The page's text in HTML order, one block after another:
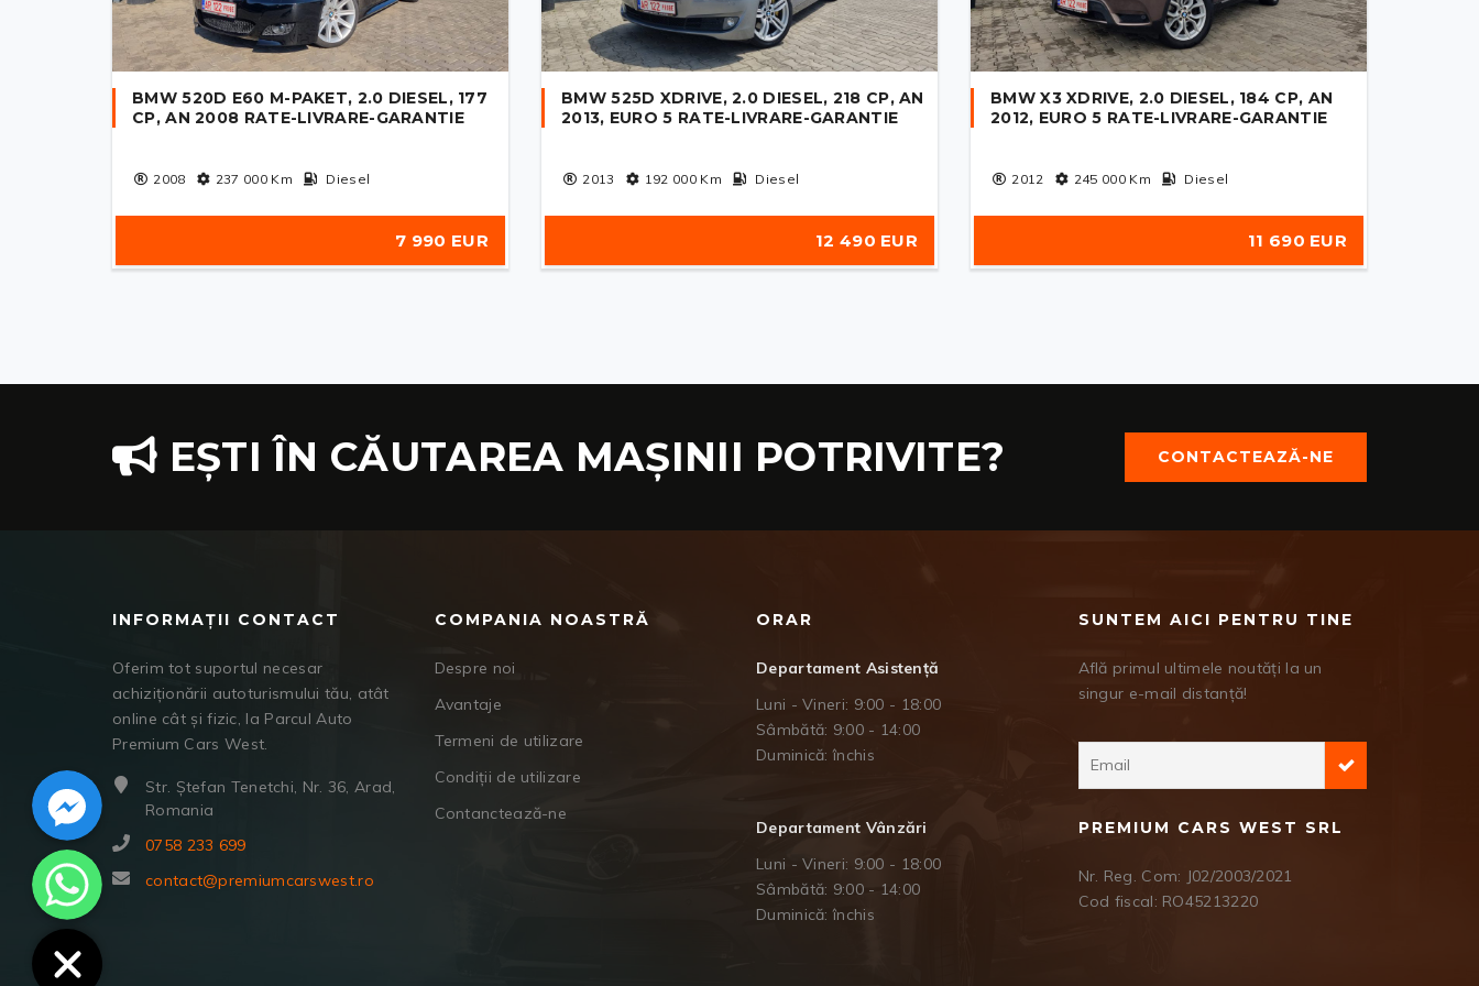
BMW 520D E60 M-PAKET, 2.0 DIESEL, 177
CP, AN 2008 RATE-LIVRARE-GARANTIE
2008 237 000Km Diesel
7 990 EUR
BMW 525D XDRIVE, 2.0 DIESEL, 218 CP, AN
2013, EURO 5 RATE-LIVRARE-GARANTIE
2013 192 000Km Diesel
12 490 EUR
BMW X3 XDRIVE, 2.0 DIESEL, 184 CP, AN
2012, EURO 5 RATE-LIVRARE-GARANTIE
2012 245 000Km Diesel
11 690 EUR
EȘTI ÎN CĂUTAREA MAȘINII POTRIVITE? CONTACTEAZĂ-NE
INFORMAȚII CONTACT
Oferim tot suportul necesar
achiziționării autoturismului tău, atât
online cât și fizic, la Parcul Auto
Premium Cars West.
Str. Ștefan Tenetchi, Nr. 36, Arad,
Romania
0758 233 699
contact@premiumcarswest.ro
COMPANIA NOASTRĂ
Despre noi
Avantaje
Termeni de utilizare
Condiții de utilizare
Contanctează-ne
ORAR
Departament Asistență
Luni - Vineri: 9:00 - 18:00
Sâmbătă: 9:00 - 14:00
Duminică: închis
Departament Vânzări
Luni - Vineri: 9:00 - 18:00
Sâmbătă: 9:00 - 14:00
Duminică: închis
SUNTEM AICI PENTRU TINE
Află primul ultimele noutăți la un
singur e-mail distanță!
PREMIUM CARS WEST SRL
Nr. Reg. Com: J02/2003/2021
Cod fiscal: RO45213220
Facebook Messenger
WhatsApp